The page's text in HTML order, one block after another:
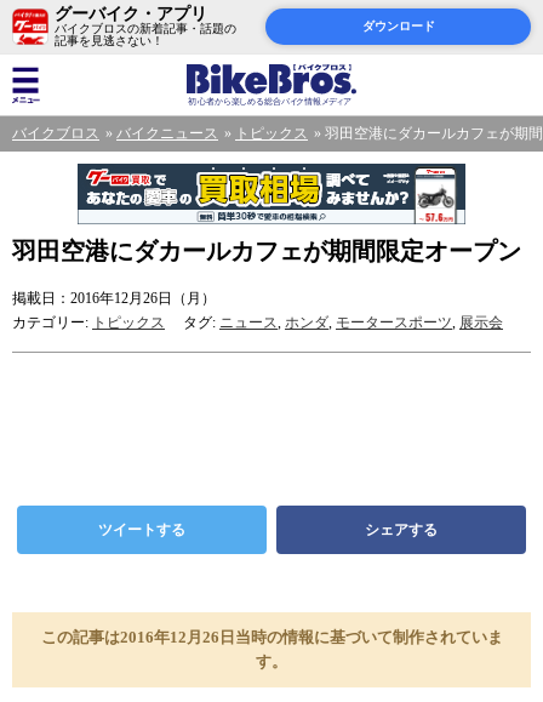
グーバイク・アプリ
バイクブロスの新着記事・話題の
記事を見逃さない！
ダウンロード
バイクブロス バイクニュース トピックス 羽田空港にダカールカフェが期
羽田空港にダカールカフェが期間限定オープン
掲載日：2016年12月26日（月）
カテゴリー: トピックス タグ: ニュース, ホンダ, モータースポーツ, 展示会
ツイートする シェアする
この記事は2016年12月26日当時の情報に基づいて制作されていま
す。